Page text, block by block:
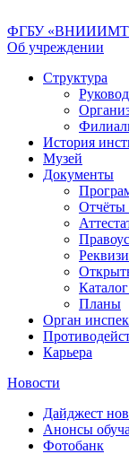
ФГБУ «ВНИИИМТ»
Об учреждении
Структура
История
Музей
Документы
Отчёты
Планы
Орган
Карьера
Новости
Дайджест
Анонсы
Фотобанк